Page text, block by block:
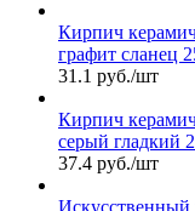
Кирпич
графит сланец
31.1 руб./шт
Кирпич
серый гладкий
37.4 руб./шт